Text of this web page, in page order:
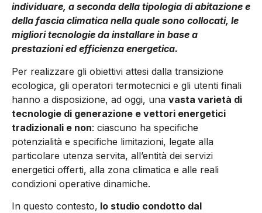
individuare, a seconda della tipologia di abitazione e
della fascia climatica nella quale sono collocati, le
migliori tecnologie da installare in base a
prestazioni ed efficienza energetica.
Per realizzare gli obiettivi attesi dalla transizione
ecologica, gli operatori termotecnici e gli utenti finali
hanno a disposizione, ad oggi, una vasta varietà di
tecnologie di generazione e vettori energetici
tradizionali e non: ciascuno ha specifiche
potenzialità e specifiche limitazioni, legate alla
particolare utenza servita, all’entità dei servizi
energetici offerti, alla zona climatica e alle reali
condizioni operative dinamiche.
In questo contesto, lo studio condotto dal